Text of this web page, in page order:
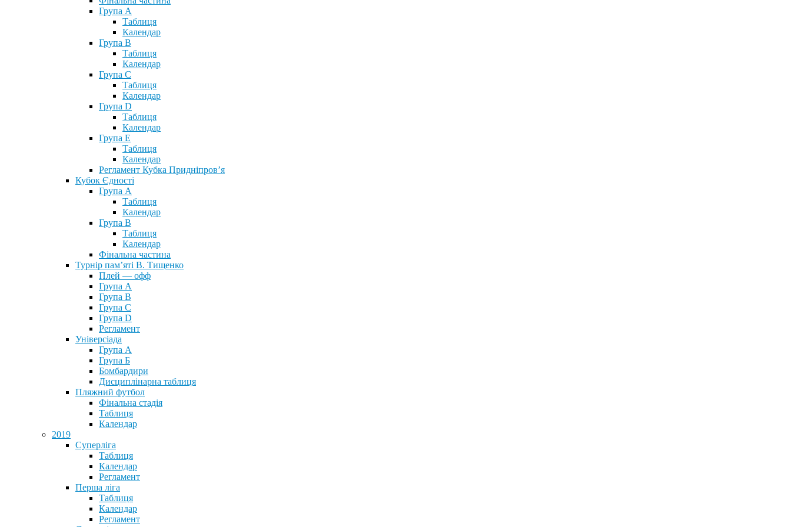
Група А
Таблиця
Календар
Група В
Таблиця
Календар
Група С
Таблиця
Календар
Група D
Таблиця
Календар
Група Е
Таблиця
Календар
Регламент Кубка Придніпров’я
Кубок Єдності
Група А
Таблиця
Календар
Група В
Таблиця
Календар
Фінальна частина
Турнір пам’яті В. Тищенко
Плей — офф
Група А
Група B
Група С
Група D
Регламент
Універсіада
Група А
Група Б
Бомбардири
Дисциплінарна таблиця
Пляжний футбол
Фінальна стадія
Таблиця
Календар
2019
Суперліга
Таблиця
Календар
Регламент
Перша ліга
Таблиця
Календар
Регламент